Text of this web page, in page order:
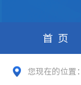
首页
您现在的位置：